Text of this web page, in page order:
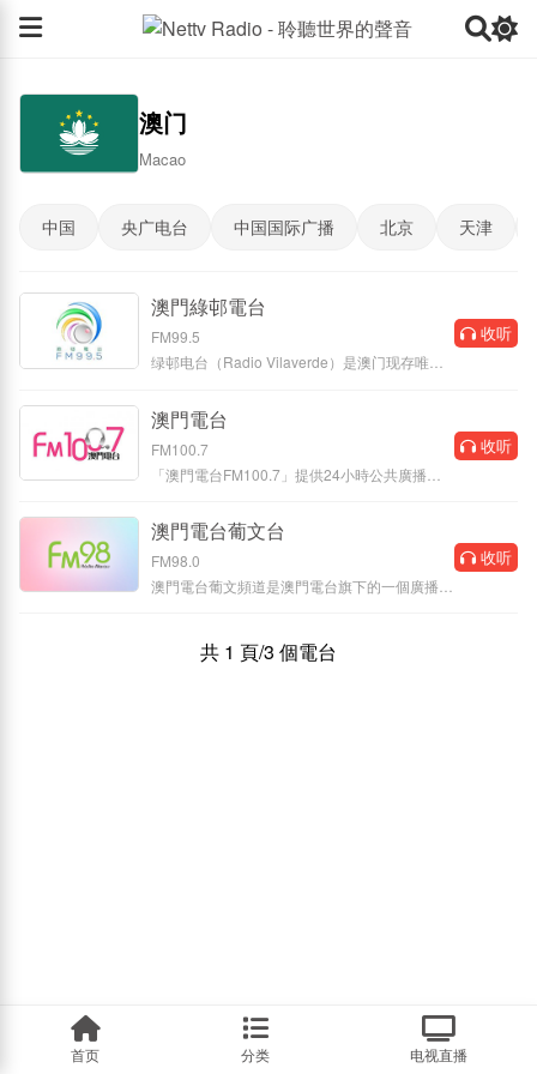
澳门
Macao
中国 央广电台 中国国际广播 北京 天津
澳門綠邨電台
FM99.5
绿邨电台（Radio Vilaverde）是澳门现存唯一
收听
澳門電台
FM100.7
「澳門電台FM100.7」提供24小時公共廣播服
收听
澳門電台葡文台
FM98.0
澳門電台葡文頻道是澳門電台旗下的一個廣播頻
收听
共 1 頁/3 個電台
首页 分类 电视直播